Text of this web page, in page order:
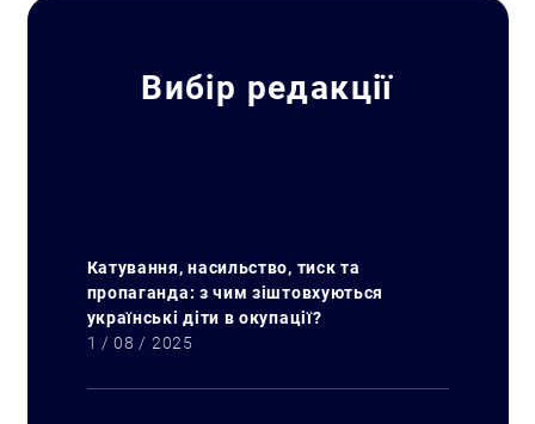
Вибір редакції
Катування, насильство, тиск та
пропаганда: з чим зіштовхуються
українські діти в окупації?
1 / 08 / 2025